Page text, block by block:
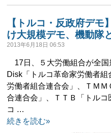
【トルコ・反政府デ
け大規模デモ、機動隊
2013年6月18日 06:53
17日、５大労働組合が全国
Disk「トルコ革命家労働者
労働者組合連合会」、ＴＭ
合連合会」、ＴＴＢ「トル
コ …
続きを読む»